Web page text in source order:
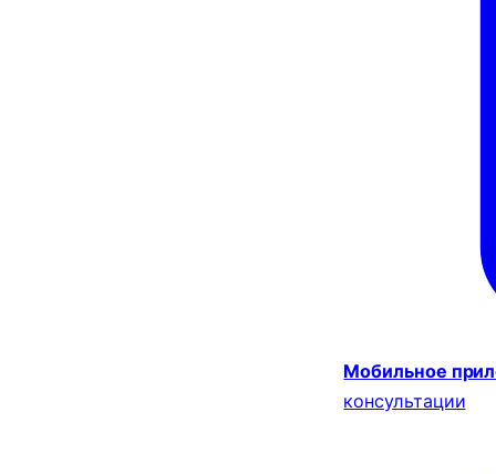
Мобильное
консультации